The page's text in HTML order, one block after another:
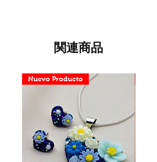
関連商品
Nuevo Producto